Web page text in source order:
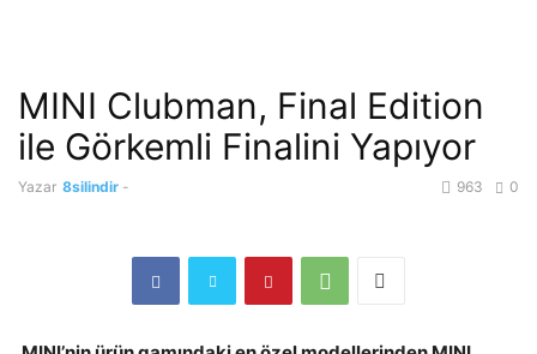
MINI Clubman, Final Edition
ile Görkemli Finalini Yapıyor
Yazar 8silindir - 0
963